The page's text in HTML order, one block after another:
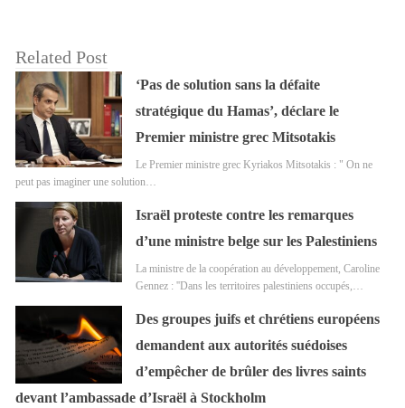
Related Post
‘Pas de solution sans la défaite
stratégique du Hamas’, déclare le
Premier ministre grec Mitsotakis
Le Premier ministre grec Kyriakos Mitsotakis : " On ne
peut pas imaginer une solution…
Israël proteste contre les remarques
d’une ministre belge sur les Palestiniens
La ministre de la coopération au développement, Caroline
Gennez : ''Dans les territoires palestiniens occupés,…
Des groupes juifs et chrétiens européens
demandent aux autorités suédoises
d’empêcher de brûler des livres saints
devant l’ambassade d’Israël à Stockholm